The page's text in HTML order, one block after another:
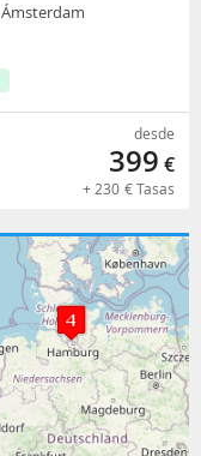
desde
399 €
+230 €Tasas